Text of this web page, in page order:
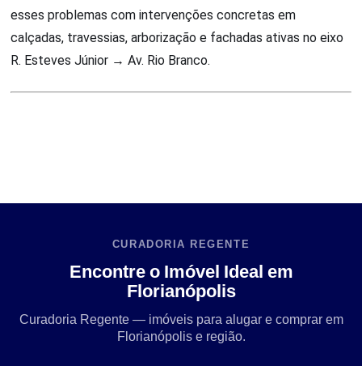
esses problemas com intervenções concretas em
calçadas, travessias, arborização e fachadas ativas no eixo
R. Esteves Júnior → Av. Rio Branco.
CURADORIA REGENTE
Encontre o Imóvel Ideal em
Florianópolis
Curadoria Regente — imóveis para alugar e comprar em
Florianópolis e região.